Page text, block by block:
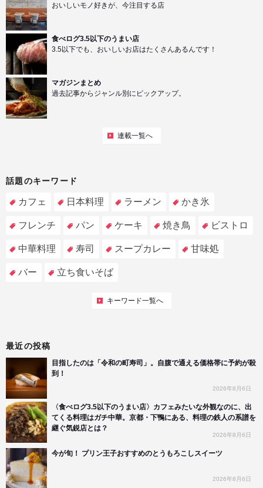
おいしいモノ好きが、今注目する店
食べログ3.5以下のうまい店
3.5以下でも、おいしいお店はたくさんあるんです！
マガジンまとめ
過去記事からジャンル別にピックアップ。
連載一覧へ
話題のキーワード
カフェ 日本料理 ラーメン かき氷
フレンチ パン ケーキ 焼き鳥 ビストロ
中華料理 寿司 スープカレー 甘味処
バー 立ち食いそば
キーワード一覧へ
最近の投稿
目指したのは「令和の町寿司」。自腹で通える価格帯に予約が殺
到！
2026年8月6日
〈食べログ3.5以下のうまい店〉カフェみたいな外観なのに、出
てくる料理はガチ中華。京都・下鴨にある、料理の鉄人の系譜を
継ぐ気鋭店とは？
2026年8月6日
今が旬！ プリン王子おすすめのとうもろこしスイーツ
2026年8月6日